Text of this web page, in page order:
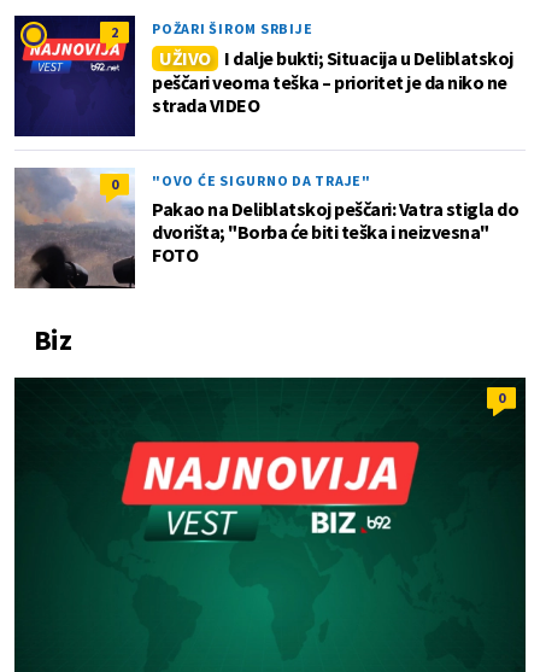
2 POŽARI ŠIROM SRBIJE
UŽIVO
I dalje bukti; Situacija u Deliblatskoj
peščari veoma teška – prioritet je da niko ne
strada VIDEO
0 "OVO ĆE SIGURNO DA TRAJE"
Pakao na Deliblatskoj peščari: Vatra stigla do
dvorišta; "Borba će biti teška i neizvesna"
FOTO
Biz
0